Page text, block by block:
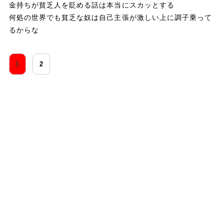
金持ちが貧乏人を貶める話は本当にスカッとする
何処の世界でも貧乏な奴は自己主張が激しい上に調子乗って
るからな
1 2